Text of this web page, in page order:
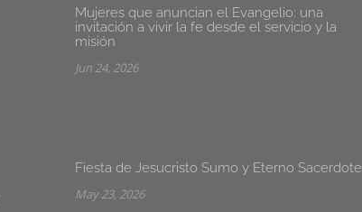
Mujeres que anuncian el Evangelio: una
invitación a vivir la fe desde el servicio y la
misión
Jun 24, 2026
Fiesta de Jesucristo Sumo y Eterno Sacerdote
May 23, 2026